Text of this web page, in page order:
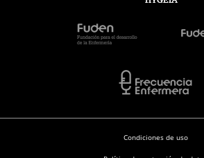
Condiciones de uso